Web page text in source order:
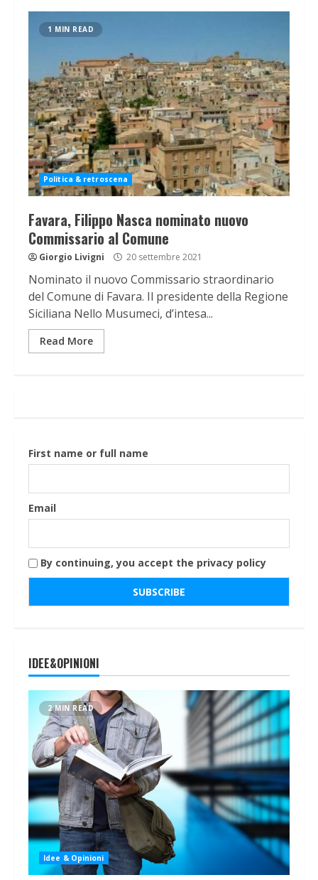
1 MIN READ
Politica & retroscena
Favara, Filippo Nasca nominato nuovo
Commissario al Comune
Giorgio Livigni 20 settembre 2021
Nominato il nuovo Commissario straordinario
del Comune di Favara. Il presidente della Regione
Siciliana Nello Musumeci, d’intesa...
Read More
First name or full name
Email
By continuing, you accept the privacy policy
IDEE&OPINIONI
2 MIN READ
Idee & Opinioni